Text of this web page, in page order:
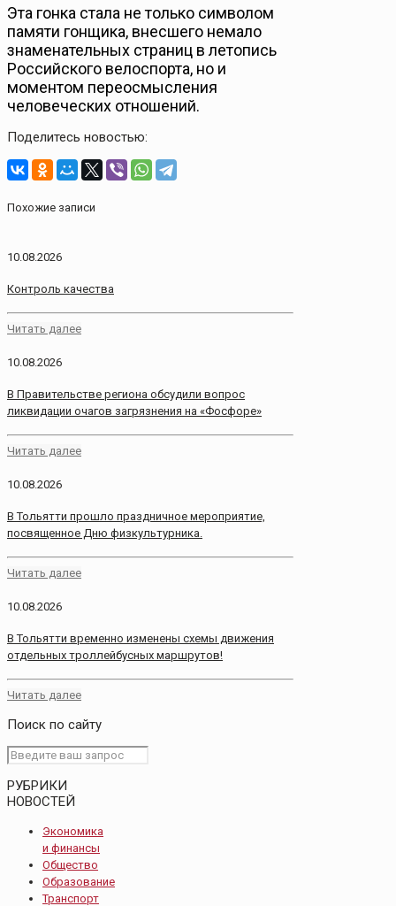
Эта гонка стала не только символом
памяти гонщика, внесшего немало
знаменательных страниц в летопись
Российского велоспорта, но и
моментом переосмысления
человеческих отношений.
Поделитесь новостью:
Похожие записи
10.08.2026
Контроль качества
Читать далее
10.08.2026
В Правительстве региона обсудили вопрос
ликвидации очагов загрязнения на «Фосфоре»
Читать далее
10.08.2026
В Тольятти прошло праздничное мероприятие,
посвященное Дню физкультурника.
Читать далее
10.08.2026
В Тольятти временно изменены схемы движения
отдельных троллейбусных маршрутов!
Читать далее
Поиск по сайту
РУБРИКИ
НОВОСТЕЙ
Экономика
и финансы
Общество
Образование
Транспорт